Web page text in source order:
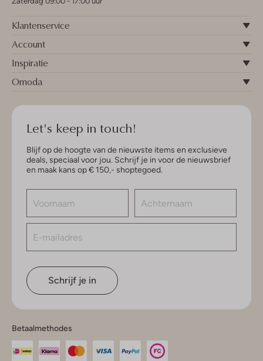
Klantenservice
Account
Inspiratie
Omoda
Let's keep in touch!
Blijf op de hoogte van de nieuwste items en exclusieve
deals, speciaal voor jou. Schrijf je in voor de nieuwsbrief
en maak kans op € 150,- shoptegoed.
Schrijf je in
Betaalmethodes